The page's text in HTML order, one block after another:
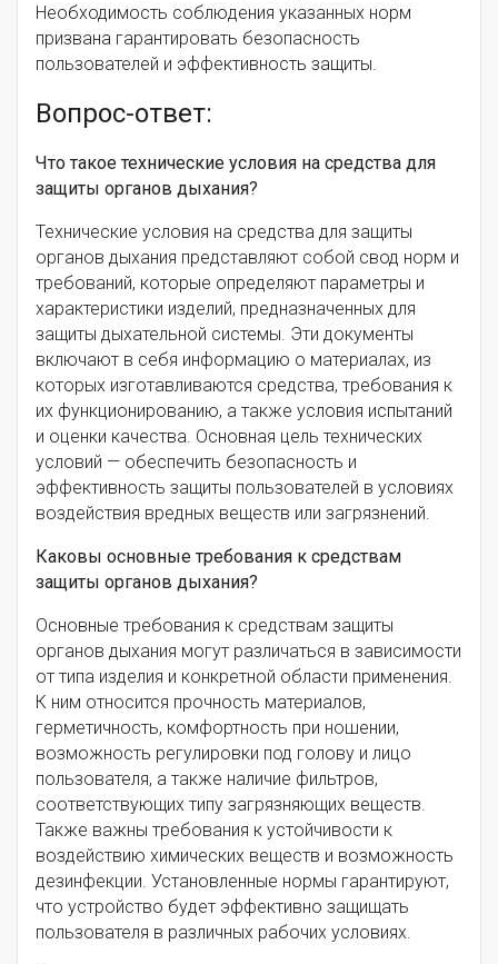
Необходимость соблюдения указанных норм
призвана гарантировать безопасность
пользователей и эффективность защиты.
Вопрос-ответ:
Что такое технические условия на средства для
защиты органов дыхания?
Технические условия на средства для защиты
органов дыхания представляют собой свод норм и
требований, которые определяют параметры и
характеристики изделий, предназначенных для
защиты дыхательной системы. Эти документы
включают в себя информацию о материалах, из
которых изготавливаются средства, требования к
их функционированию, а также условия испытаний
и оценки качества. Основная цель технических
условий — обеспечить безопасность и
эффективность защиты пользователей в условиях
воздействия вредных веществ или загрязнений.
Каковы основные требования к средствам
защиты органов дыхания?
Основные требования к средствам защиты
органов дыхания могут различаться в зависимости
от типа изделия и конкретной области применения.
К ним относится прочность материалов,
герметичность, комфортность при ношении,
возможность регулировки под голову и лицо
пользователя, а также наличие фильтров,
соответствующих типу загрязняющих веществ.
Также важны требования к устойчивости к
воздействию химических веществ и возможность
дезинфекции. Установленные нормы гарантируют,
что устройство будет эффективно защищать
пользователя в различных рабочих условиях.